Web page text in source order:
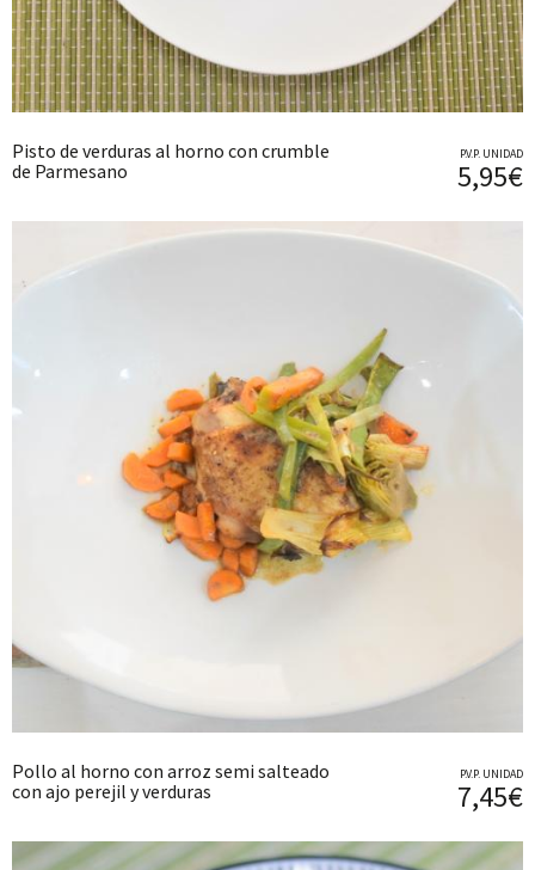
Pisto de verduras al horno con crumble
de Parmesano
P.V.P. UNIDAD
5,95€
Pollo al horno con arroz semi salteado
con ajo perejil y verduras
P.V.P. UNIDAD
7,45€